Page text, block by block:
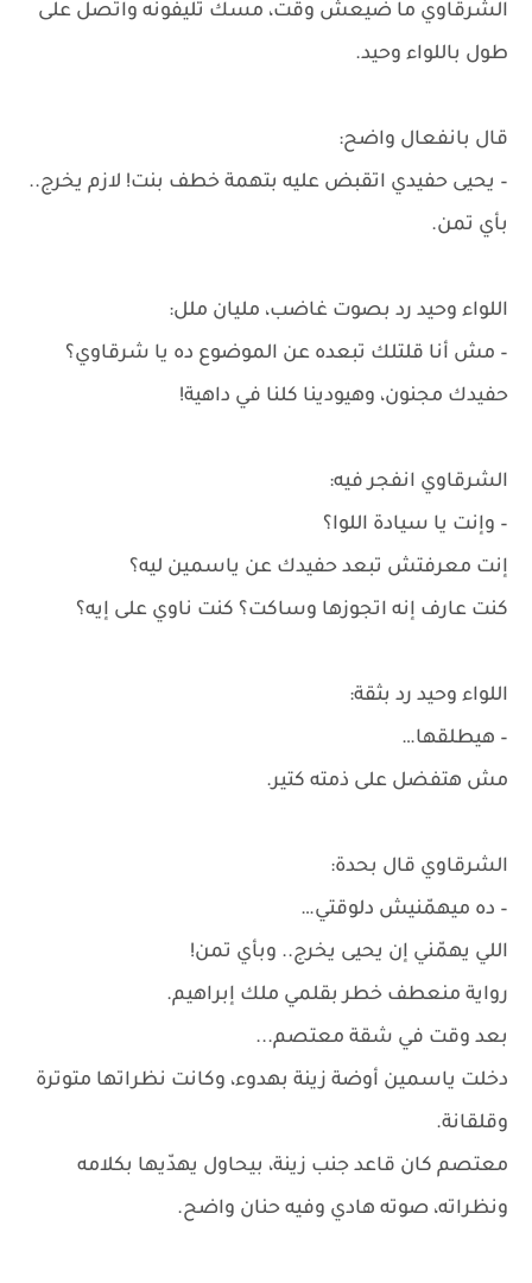
الشرقاوي ما ضيعش وقت، مسك تليفونه واتصل على
طول باللواء وحيد.
قال بانفعال واضح:
– يحيى حفيدي اتقبض عليه بتهمة خطف بنت! لازم يخرج..
بأي تمن.
اللواء وحيد رد بصوت غاضب، مليان ملل:
– مش أنا قلتلك تبعده عن الموضوع ده يا شرقاوي؟
حفيدك مجنون، وهيودينا كلنا في داهية!
الشرقاوي انفجر فيه:
– وإنت يا سيادة اللوا؟
إنت معرفتش تبعد حفيدك عن ياسمين ليه؟
كنت عارف إنه اتجوزها وساكت؟ كنت ناوي على إيه؟
اللواء وحيد رد بثقة:
– هيطلقها…
مش هتفضل على ذمته كتير.
الشرقاوي قال بحدة:
– ده ميهمّنيش دلوقتي…
اللي يهمّني إن يحيى يخرج.. وبأي تمن!
رواية منعطف خطر بقلمي ملك إبراهيم.
بعد وقت في شقة معتصم...
دخلت ياسمين أوضة زينة بهدوء، وكانت نظراتها متوترة
وقلقانة.
معتصم كان قاعد جنب زينة، بيحاول يهدّيها بكلامه
ونظراته، صوته هادي وفيه حنان واضح.